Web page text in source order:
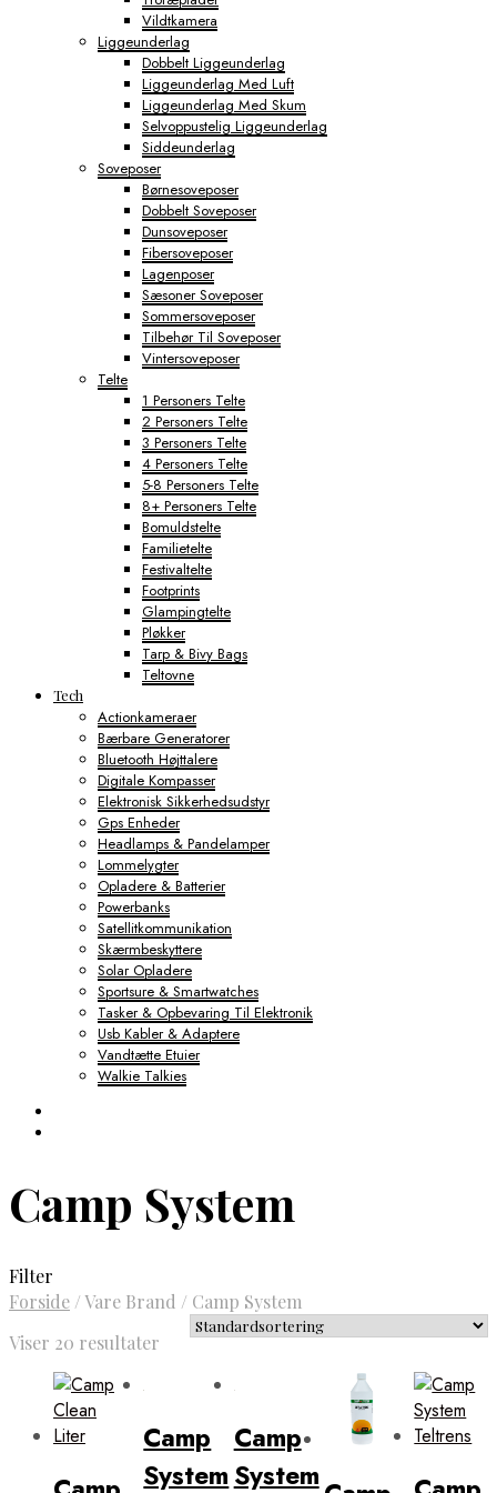
Vildtkamera
Liggeunderlag
Dobbelt Liggeunderlag
Liggeunderlag Med Luft
Liggeunderlag Med Skum
Selvoppustelig Liggeunderlag
Siddeunderlag
Soveposer
Børnesoveposer
Dobbelt Soveposer
Dunsoveposer
Fibersoveposer
Lagenposer
Sæsoner Soveposer
Sommersoveposer
Tilbehør Til Soveposer
Vintersoveposer
Telte
1 Personers Telte
2 Personers Telte
3 Personers Telte
4 Personers Telte
5-8 Personers Telte
8+ Personers Telte
Bomuldstelte
Familietelte
Festivaltelte
Footprints
Glampingtelte
Pløkker
Tarp & Bivy Bags
Teltovne
Tech
Actionkameraer
Bærbare Generatorer
Bluetooth Højttalere
Digitale Kompasser
Elektronisk Sikkerhedsudstyr
Gps Enheder
Headlamps & Pandelamper
Lommelygter
Opladere & Batterier
Powerbanks
Satellitkommunikation
Skærmbeskyttere
Solar Opladere
Sportsure & Smartwatches
Tasker & Opbevaring Til Elektronik
Usb Kabler & Adaptere
Vandtætte Etuier
Walkie Talkies
Camp System
Filter
Forside /Vare Brand / Camp System
Viser 20 resultater
Camp
System
Camp
System